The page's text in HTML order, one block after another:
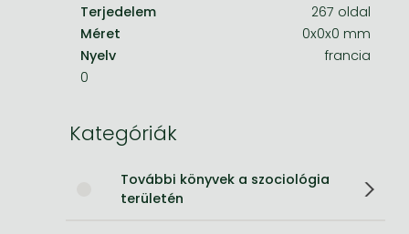
Bleach manga
One-Punch Man manga
Terjedelem
267 oldal
Méret
0x0x0 mm
Nyelv
francia
0
Kategóriák
További könyvek a szociológia
területén